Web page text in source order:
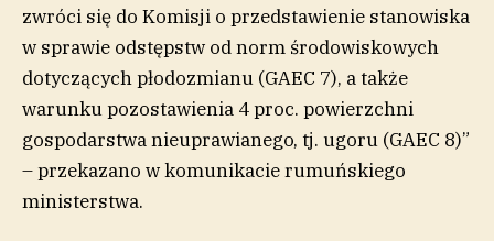
zwróci się do Komisji o przedstawienie stanowiska
w sprawie odstępstw od norm środowiskowych
dotyczących płodozmianu (GAEC 7), a także
warunku pozostawienia 4 proc. powierzchni
gospodarstwa nieuprawianego, tj. ugoru (GAEC 8)”
– przekazano w komunikacie rumuńskiego
ministerstwa.